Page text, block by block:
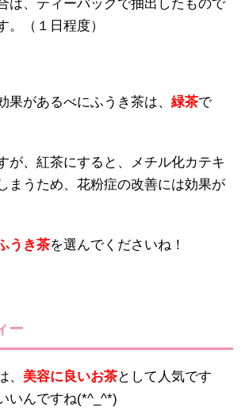
は、ティーバッグで抽出したもので
。（１日程度）
果があるべにふうき茶は、 緑茶で
が、紅茶にすると、メチル化カテキ
まうため、花粉症の改善には効果が
うき茶を選んでくださいね！
ー
、 美容に良いお茶として人気です
いんですね(*^_^*)